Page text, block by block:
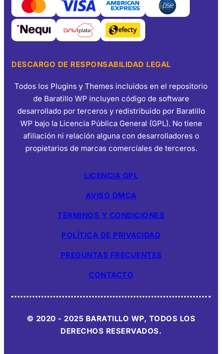
DESCARGO DE RESPONSABILIDAD LEGAL
Todos los Plugins y Themes incluidos en el repositorio
de Baratillo WP incluyen código de software
desarrollado por terceros y redistribuido por Baratillo
WP bajo la Licencia Pública General (GPL). No tiene
afiliación ni relación alguna con desarrolladores o
propietarios de marcas comerciales de terceros.
LICENCIA GPL
AVISO DMCA
TÉRMINOS Y CONDICIONES
POLÍTICA DE PRIVACIDAD
PREGUNTAS FRECUENTES
CONTACTO
© 2020 - 2025 BARATILLO WP, TODOS LOS
DERECHOS RESERVADOS.